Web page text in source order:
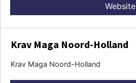
Website
Krav Maga Noord-Holland
Krav Maga Noord-Holland